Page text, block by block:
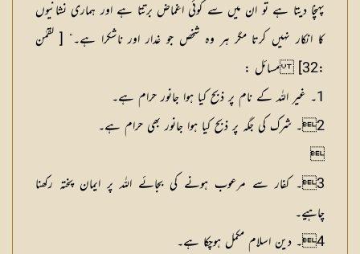
پہنچا دیتا ہے تو ان میں سے کوئی اغماض برتتا ہے اور ہماری نشانیوں
کا انکار نہیں کرتا مگر ہر وہ شخص جو غدار اور ناشکرا ہے۔“ [ لقمٰن
:32]
مسائل :
1۔ غیر اللہ کے نام پر ذبح کیا ہوا جانور حرام ہے۔
2۔ شرک کی جگہ پر ذبح کیا ہوا جانور بھی حرام ہے۔

3۔ کفار سے مرعوب ہونے کی بجائے اللہ پر ایمان پختہ رکھنا
چاہیے۔
4۔ دین اسلام مکمل ہوچکا ہے۔